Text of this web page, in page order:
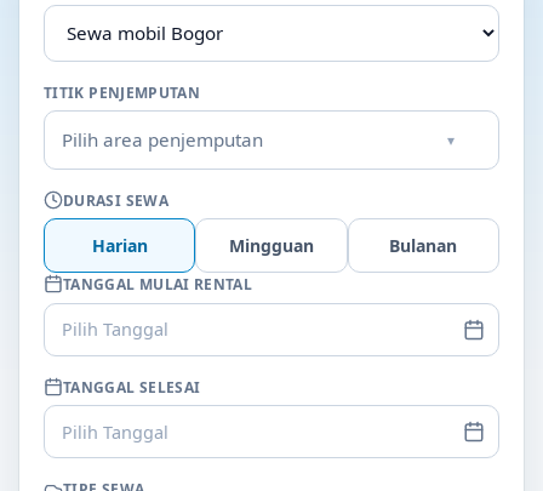
TITIK PENJEMPUTAN
Pilih area penjemputan ▾
DURASI SEWA
Harian Mingguan Bulanan
TANGGAL MULAI RENTAL
Pilih Tanggal
TANGGAL SELESAI
Pilih Tanggal